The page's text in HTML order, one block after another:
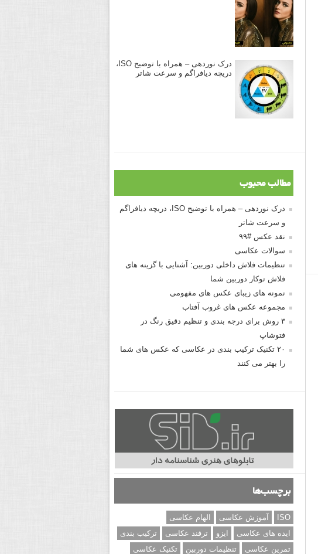
درک نوردهی – همراه با توضیح ISO،
دریچه دیافراگم و سرعت شاتر
مطالب محبوب
درک نوردهی – همراه با توضیح ISO، دریچه دیافراگم
و سرعت شاتر
نقد عکس #۹۹
سوالات عکاسی
تنظیمات فلاش داخلی دوربین: آشنایی با گزینه های
فلاش توکار دوربین شما
نمونه های زیبای عکس های مفهومی
مجموعه عکس های غروب آفتاب
۳ روش برای درجه بندی و تنظیم دقیق رنگ در
فتوشاپ
۲۰ تکنیک ترکیب بندی در عکاسی که عکس های شما
را بهتر می کنند
برچسب‌ها
ISO آموزش عکاسی
الهام عکاسی
ایده های عکاسی
ایزو ترفند عکاسی
ترکیب بندی
تمرین عکاسی
تنظیمات دوربین
تکنیک عکاسی